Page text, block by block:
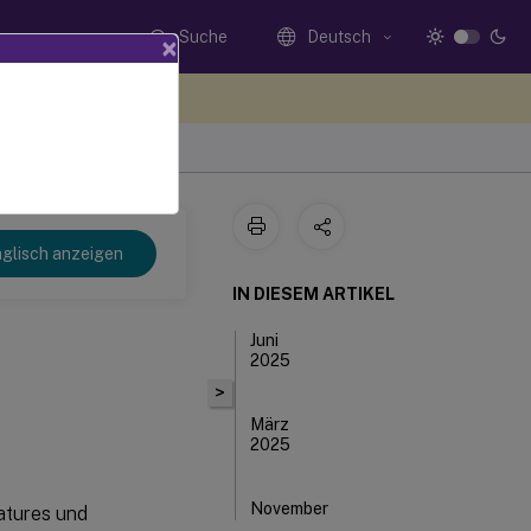
Suche Deutsch
anzeigen
und
>
IN DIESEM ARTIKEL
Juni
2025
März
2025
November
×